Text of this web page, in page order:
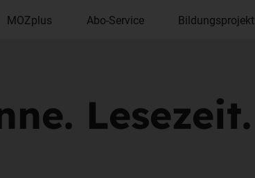
MOZplus Abo-Service Bildungsprojekt
Lesezeit.